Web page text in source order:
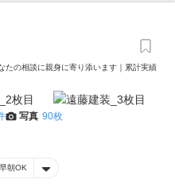
たの相談に親身に寄り添います｜累計実績
写真 90枚
早朝OK